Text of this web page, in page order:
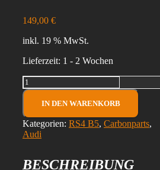
149,00 €
inkl. 19 % MwSt.
Lieferzeit: 1 - 2 Wochen
Audi
A4
RS4
B5
/
für
IN DEN WARENKORB
Kategorien: RS4 B5, Carbonparts,
Audi
BESCHREIBUNG